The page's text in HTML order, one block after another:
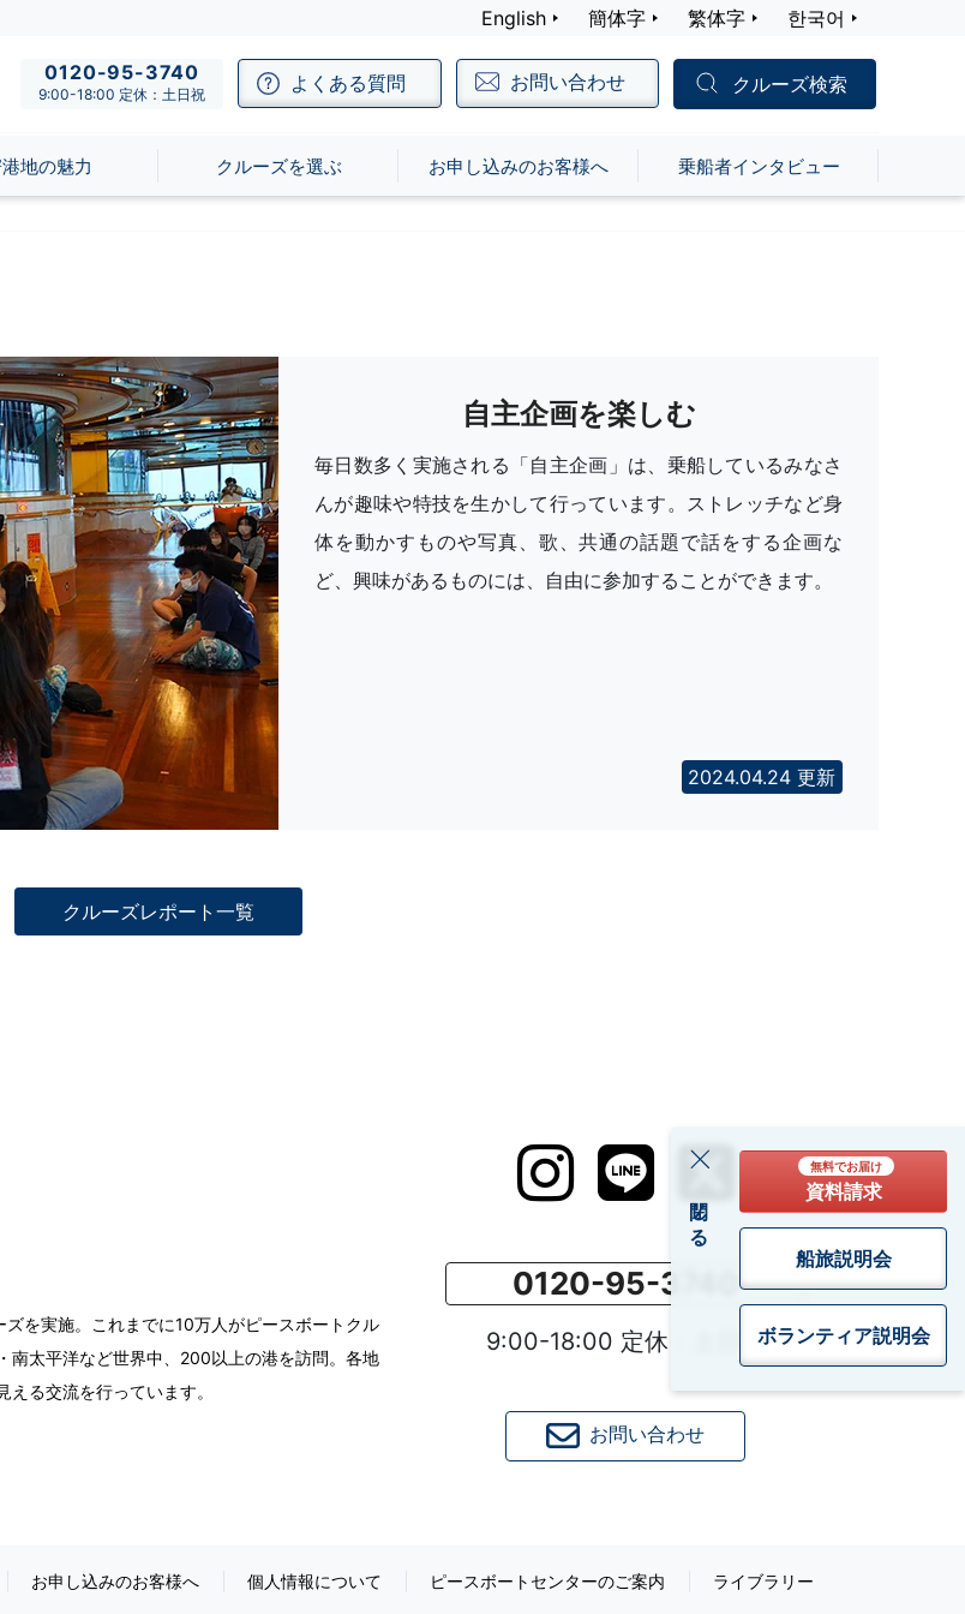
English 簡体字 繁体字 한국어
0120-95-3740
9:00-18:00 定休：土日祝 よくある質問 お問い合わせ クルーズ検索
地の魅力 クルーズを選ぶ お申し込みのお客様へ 乗船者インタビュー
閉じる
無料でお届け
資料請求
船旅説明会
ボランティア説明会
自主企画を楽しむ
毎日数多く実施される「自主企画」は、乗船しているみなさ
んが趣味や特技を生かして行っています。ストレッチなど身
体を動かすものや写真、歌、共通の話題で話をする企画な
ど、興味があるものには、自由に参加することができます。
2024.04.24 更新
クルーズレポート一覧
0120-95-3740
9:00-18:00 定休：土日祝
お問い合わせ
を実施。これまでに10万人がピースボートクル
南太平洋など世界中、200以上の港を訪問。各地
る交流を行っています。
お申し込みのお客様へ 個人情報について ピースボートセンターのご案内 ライブラリー